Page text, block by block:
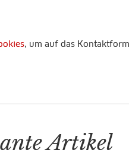
, um auf das
Artikel